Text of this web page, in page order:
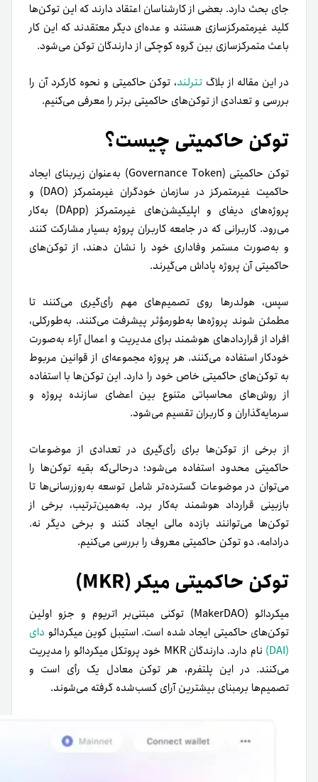
جای بحث دارد. بعضی از کارشناسان اعتقاد دارند که این توکن‌ها
کلید غیرمتمرکزسازی هستند و عده‌ای دیگر معتقدند که این کار
باعث متمرکزسازی بین گروه کوچکی از دارندگان توکن می‌شود.
در این مقاله از بلاگ تترلند، توکن حاکمیتی و نحوه کارکرد آن را
بررسی و تعدادی از توکن‌های حاکمیتی برتر را معرفی می‌کنیم.
توکن حاکمیتی چیست؟
توکن حاکمیتی (Governance Token) به‌عنوان زیربنای ایجاد
حاکمیت غیرمتمرکز در سازمان خودگران غیرمتمرکز (DAO) و
پروژه‌های دیفای و اپلیکیشن‌های غیرمتمرکز (DApp) به‌کار
می‌رود. کاربرانی که در جامعه کاربران پروژه بسیار مشارکت کنند
و به‌صورت مستمر وفاداری خود را نشان دهند، از توکن‌های
حاکمیتی آن پروژه پاداش می‌گیرند.
سپس، هولدرها روی تصمیم‌های مهم رأی‌گیری می‌کنند تا
مطمئن شوند پروژه‌ها به‌طورمؤثر پیشرفت می‌کنند. به‌طورکلی،
افراد از قراردادهای هوشمند برای مدیریت و اعمال آراء به‌صورت
خودکار استفاده می‌کنند.هر پروژه مجموعه‌ای از قوانین مربوط
به توکن‌های حاکمیتی خاص خود را دارد. این توکن‌ها با استفاده
از روش‌های محاسباتی متنوع بین اعضای سازنده پروژه و
سرمایه‌گذاران و کاربران تقسیم می‌شود.
از برخی از توکن‌ها برای رأی‌گیری در تعدادی از موضوعات
حاکمیتی محدود استفاده می‌شود؛ در‌حالی‌که بقیه توکن‌ها را
می‌توان در موضوعات گسترده‌تر شامل توسعه به‌روزرسانی‌ها تا
بازبینی قرارداد هوشمند به‌کار برد. به‌همین‌ترتیب، برخی از
توکن‌ها می‌توانند بازده مالی ایجاد کنند و برخی دیگر نه.
در‌ادامه، دو توکن حاکمیتی معروف را بررسی می‌کنیم.
توکن حاکمیتی میکر (MKR)
میکردائو (MakerDAO) توکنی مبتنی‌بر اتریوم و جزو اولین
توکن‌های حاکمیتی ایجاد شده است. استیبل کوین میکردائو دای
(DAI)
نام دارد. دارندگان MKR خود پروتکل میکردائو را مدیریت
می‌کنند. در این پلتفرم، هر توکن معادل یک رأی است و
تصمیم‌ها بر‌مبنای بیشترین آرای کسب‌شده گرفته می‌شوند.